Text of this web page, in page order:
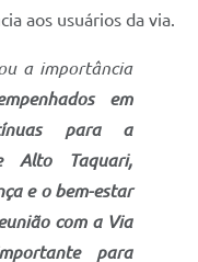
aos usuários da via.
a importância
em
para a
Alto Taquari,
e o bem-estar
com a Via
para